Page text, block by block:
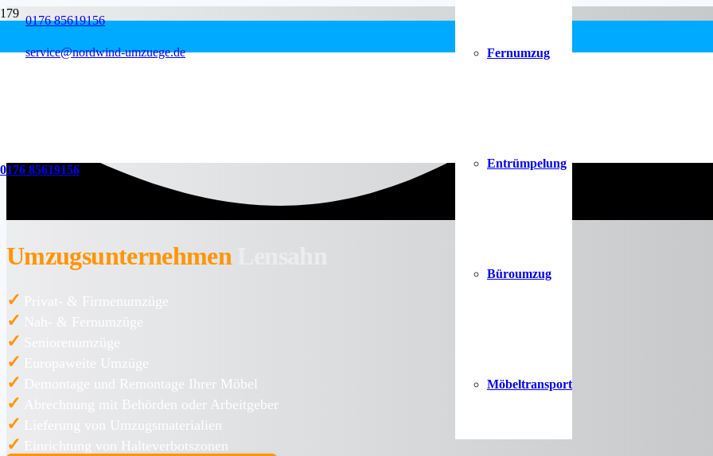
0176 85619156
service@nordwind-umzuege.de Fernumzug
Entrümpelung
Büroumzug
Möbeltransport
0176 85619156
UmzugsunternehmenLensahn
✓ Privat- & Firmenumzüge
✓ Nah- & Fernumzüge
✓ Seniorenumzüge
✓ Europaweite Umzüge
✓ Demontage und Remontage Ihrer Möbel
✓ Abrechnung mit Behörden oder Arbeitgeber
✓ Lieferung von Umzugsmaterialien
✓ Einrichtung von Halteverbotszonen